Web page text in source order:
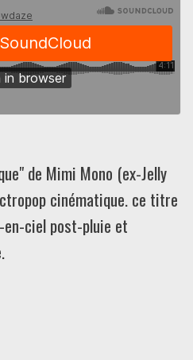
de Mimi Mono (ex-Jelly
cinématique. ce titre
ciel post-pluie et